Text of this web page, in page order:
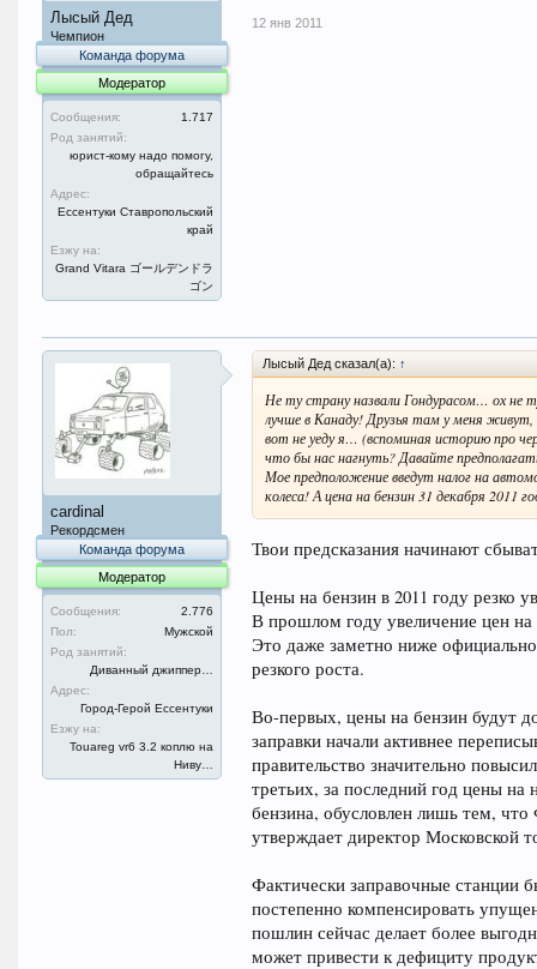
Лысый Дед
Чемпион
Команда форума
Модератор
Сообщения:
1.717
Род занятий:
юрист-кому надо помогу,
обращайтесь
Адрес:
Ессентуки Ставропольский
край
Езжу на:
Grand Vitara ゴールデンドラ
ゴン
12 янв 2011
cardinal
Рекордсмен
Команда форума
Модератор
Сообщения:
2.776
Пол:
Мужской
Род занятий:
Диванный джиппер…
Адрес:
Город-Герой Ессентуки
Езжу на:
Touareg vr6 3.2 коплю на
Ниву…
Лысый Дед сказал(а): ↑
Не ту страну назвали Гондурасом… ох
лучше в Канаду! Друзья там у меня
вот не уеду я… (вспоминая историю про
что бы нас нагнуть? Давайте
Мое предположение введут налог на
колеса! А цена на бензин 31 декабря 2011
Твои предсказания начинают
Цены на бензин в 2011 году резко
В прошлом году увеличение цен на
Это даже заметно ниже
резкого роста.
Во-первых, цены на бензин будут
заправки начали активнее
правительство значительно
третьих, за последний год цены на
бензина, обусловлен лишь тем, что
утверждает директор Московской
Фактически заправочные станции
постепенно компенсировать
пошлин сейчас делает более
может привести к дефициту